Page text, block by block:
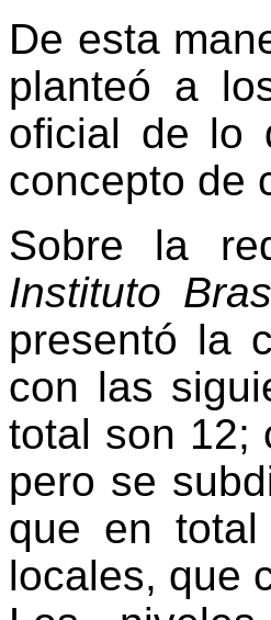
De esta
planteó a
oficial de lo
concepto de
Sobre la
Instituto
presentó la
con las
total son 12;
pero se
que en
locales, que